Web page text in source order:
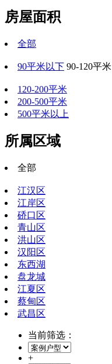
房屋面积
全部
90平米以下 90-120平米
120-200平米
200-500平米
500平米以上
所属区域
全部
江汉区
江岸区
硚口区
青山区
洪山区
汉阳区
东西湖
盘龙城
江夏区
蔡甸区
武昌区
当前筛选：
+